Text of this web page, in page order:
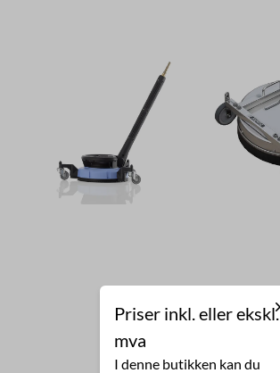
Priser inkl. eller ekskl.
mva
I denne butikken kan du